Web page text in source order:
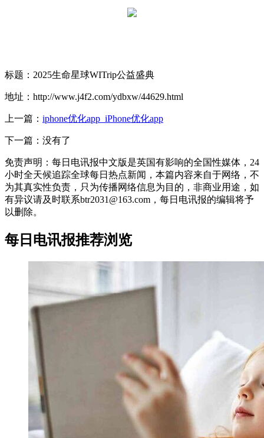
标题：2025生命星球WITrip公益盛典
地址：http://www.j4f2.com/ydbxw/44629.html
上一篇： iphone优化app_iPhone优化app
下一篇：没有了
免责声明：每日电讯报中文版是英国有影响的全国性媒体，24
小时全天候追踪全球每日热点新闻，本篇内容来自于网络，不
为其真实性负责，只为传播网络信息为目的，非商业用途，如
有异议请及时联系btr2031@163.com，每日电讯报的编辑将予
以删除。
每日电讯报推荐浏览